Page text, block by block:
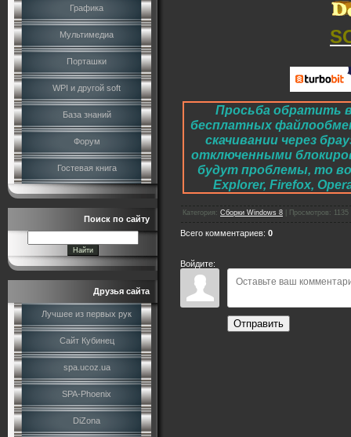
Графика
Мультимедиа
Порташки
WPI и другой soft
База знаний
Форум
Гостевая книга
Поиск по сайту
Друзья сайта
Лучшее из первых рук
Сайт Кубинец
spa.ucoz.ua
SPA-Phoenix
DiZona
Просьба обратить
бесплатных
скачивании через
отключенными
будут проблемы, то
Explorer, Firefox,
Категория : Сборки Windows 8 Просмотров : 1135
Всего комментариев: 0
Войдите:
Отправить